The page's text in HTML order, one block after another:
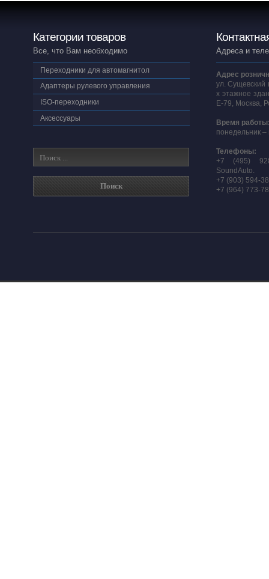
Категории товаров
Все, что Вам необходимо
Переходники для автомагнитол
Адаптеры рулевого управления
ISO-переходники
Аксессуары
Адреса и
Адрес
ул. Сущевский
х этажное
E-79, Москва,
Время
понедельник –
Телефоны:
+7 (495)
SoundAuto.
+7 (903) 594-
+7 (964) 773-